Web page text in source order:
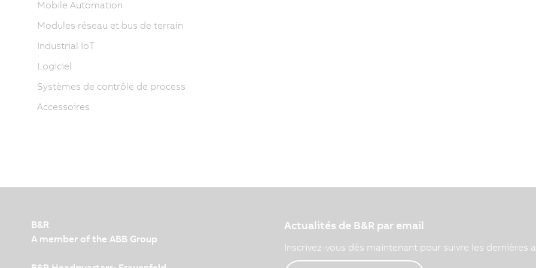
Mobile Automation
Modules réseau et bus de terrain
Industrial IoT
Logiciel
Systèmes de contrôle de process
Accessoires
B&R
A member of the ABB Group
Actualités de B&R par email
Inscrivez-vous dès maintenant pour suivre les dernières